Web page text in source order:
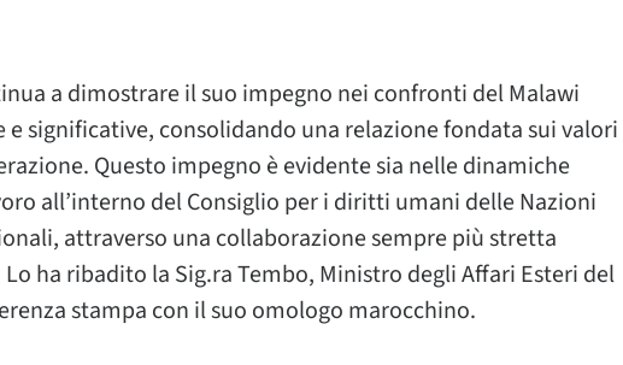
a dimostrare il suo impegno nei confronti del Malawi
significative, consolidando una relazione fondata sui valori
Questo impegno è evidente sia nelle dinamiche
all’interno del Consiglio per i diritti umani delle Nazioni
attraverso una collaborazione sempre più stretta
Lo ha ribadito la Sig.ra Tembo, Ministro degli Affari Esteri del
stampa con il suo omologo marocchino.